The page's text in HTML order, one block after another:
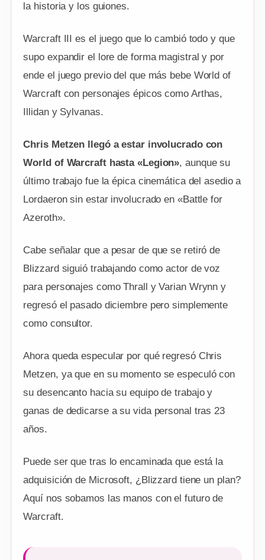
la historia y los guiones.
Warcraft III es el juego que lo cambió todo y que
supo expandir el lore de forma magistral y por
ende el juego previo del que más bebe World of
Warcraft con personajes épicos como Arthas,
Illidan y Sylvanas.
Chris Metzen llegó a estar involucrado con
World of Warcraft hasta «Legion», aunque su
último trabajo fue la épica cinemática del asedio a
Lordaeron sin estar involucrado en «Battle for
Azeroth».
Cabe señalar que a pesar de que se retiró de
Blizzard siguió trabajando como actor de voz
para personajes como Thrall y Varian Wrynn y
regresó el pasado diciembre pero simplemente
como consultor.
Ahora queda especular por qué regresó Chris
Metzen, ya que en su momento se especuló con
su desencanto hacia su equipo de trabajo y
ganas de dedicarse a su vida personal tras 23
años.
Puede ser que tras lo encaminada que está la
adquisición de Microsoft, ¿Blizzard tiene un plan?
Aquí nos sobamos las manos con el futuro de
Warcraft.